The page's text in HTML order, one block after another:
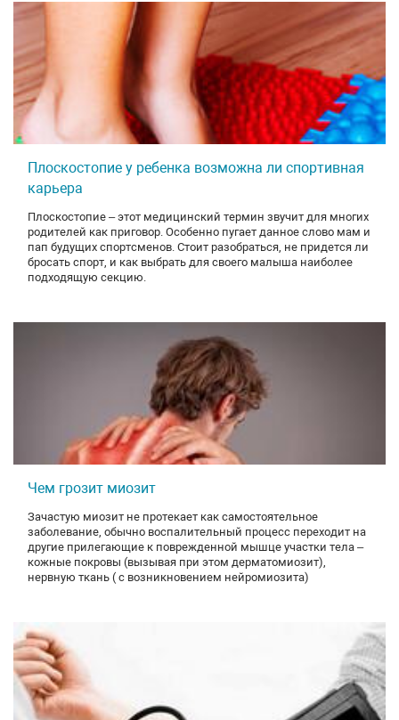
Плоскостопие у ребенка возможна ли спортивная
карьера
Плоскостопие – этот медицинский термин звучит для многих
родителей как приговор. Особенно пугает данное слово мам и
пап будущих спортсменов. Стоит разобраться, не придется ли
бросать спорт, и как выбрать для своего малыша наиболее
подходящую секцию.
Чем грозит миозит
Зачастую миозит не протекает как самостоятельное
заболевание, обычно воспалительный процесс переходит на
другие прилегающие к поврежденной мышце участки тела –
кожные покровы (вызывая при этом дерматомиозит),
нервную ткань ( с возникновением нейромиозита)